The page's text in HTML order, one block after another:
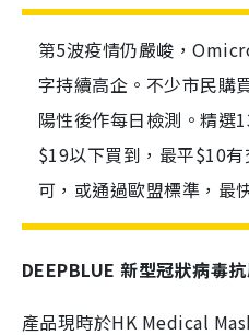
第5波疫情仍嚴峻，
字持續高企。不少市民購
陽性後作每日檢測。精選
$19以下買到，最平$10
可，或通過歐盟標準，最
DEEPBLUE 新型冠狀病毒
產品現時於HK Medical